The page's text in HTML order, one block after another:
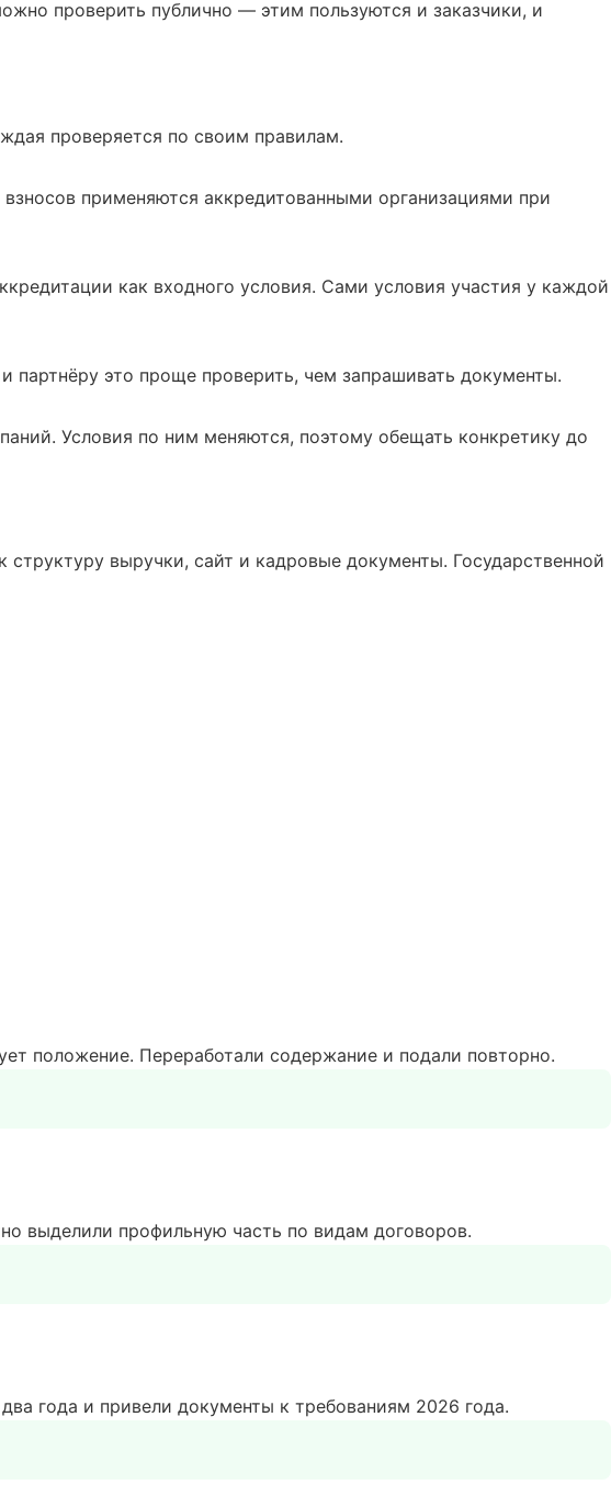
проверить публично — этим пользуются и заказчики, и
проверяется по своим правилам.
применяются аккредитованными организациями при
как входного условия. Сами условия участия у каждой
это проще проверить, чем запрашивать документы.
Условия по ним меняются, поэтому обещать конкретику до
выручки, сайт и кадровые документы. Государственной
положение. Переработали содержание и подали повторно.
выделили профильную часть по видам договоров.
года и привели документы к требованиям 2026 года.